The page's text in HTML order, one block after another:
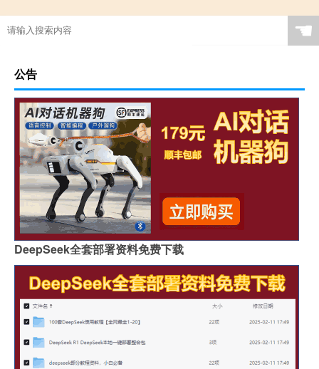
☚
公告
DeepSeek全套部署资料免费下载